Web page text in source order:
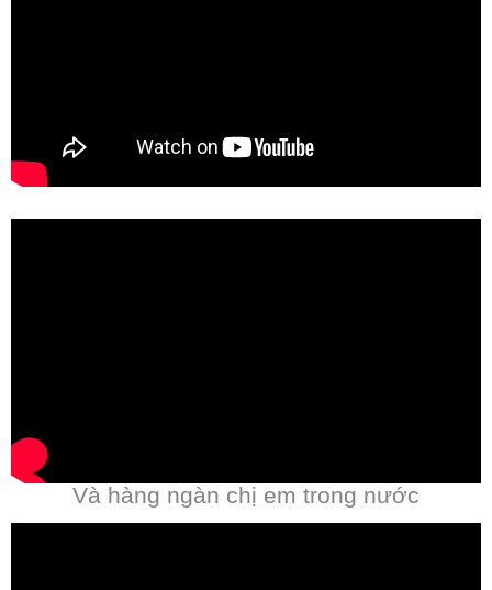
Và hàng ngàn chị em trong nước